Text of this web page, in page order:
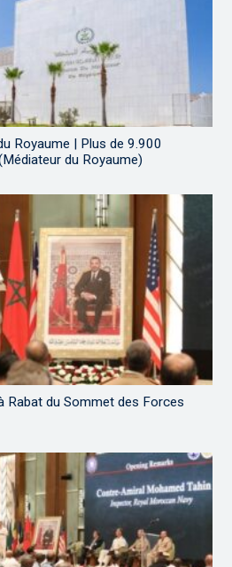
Royaume | Plus de 9.900
du Royaume)
Rabat du Sommet des Forces